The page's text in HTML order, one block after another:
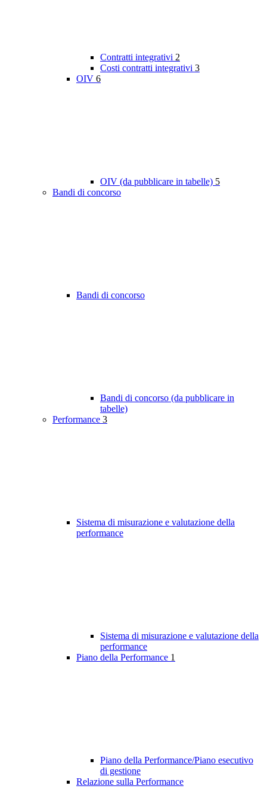
Contratti integrativi 2
Costi contratti integrativi 3
OIV 6
OIV (da pubblicare in tabelle) 5
Bandi di concorso
Bandi di concorso
Bandi di concorso (da pubblicare in
tabelle)
Performance 3
Sistema di misurazione e valutazione della
performance
Sistema di misurazione e valutazione della
performance
Piano della Performance 1
Piano della Performance/Piano esecutivo
di gestione
Relazione sulla Performance